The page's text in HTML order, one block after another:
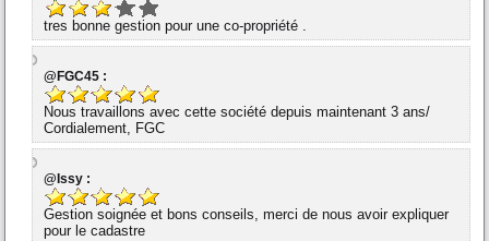
tres bonne gestion pour une co-propriété .
@FGC45 :
Nous travaillons avec cette société depuis maintenant 3 ans/
Cordialement, FGC
@Issy :
Gestion soignée et bons conseils, merci de nous avoir expliquer
pour le cadastre